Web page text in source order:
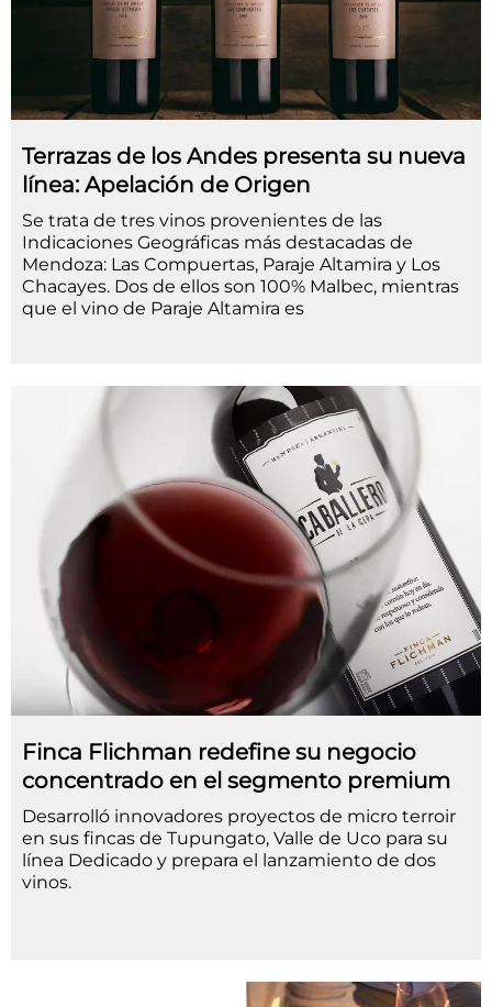
Terrazas de los Andes presenta su nueva
línea: Apelación de Origen
Se trata de tres vinos provenientes de las
Indicaciones Geográficas más destacadas de
Mendoza: Las Compuertas, Paraje Altamira y Los
Chacayes. Dos de ellos son 100% Malbec, mientras
que el vino de Paraje Altamira es
Finca Flichman redefine su negocio
concentrado en el segmento premium
Desarrolló innovadores proyectos de micro terroir
en sus fincas de Tupungato, Valle de Uco para su
línea Dedicado y prepara el lanzamiento de dos
vinos.